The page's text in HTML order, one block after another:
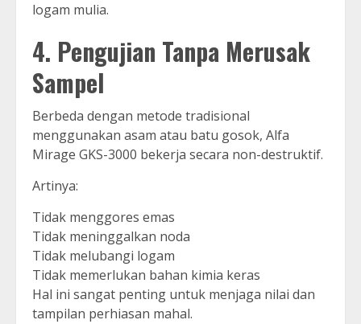
logam mulia.
4. Pengujian Tanpa Merusak
Sampel
Berbeda dengan metode tradisional
menggunakan asam atau batu gosok, Alfa
Mirage GKS-3000 bekerja secara non-destruktif.
Artinya:
Tidak menggores emas
Tidak meninggalkan noda
Tidak melubangi logam
Tidak memerlukan bahan kimia keras
Hal ini sangat penting untuk menjaga nilai dan
tampilan perhiasan mahal.